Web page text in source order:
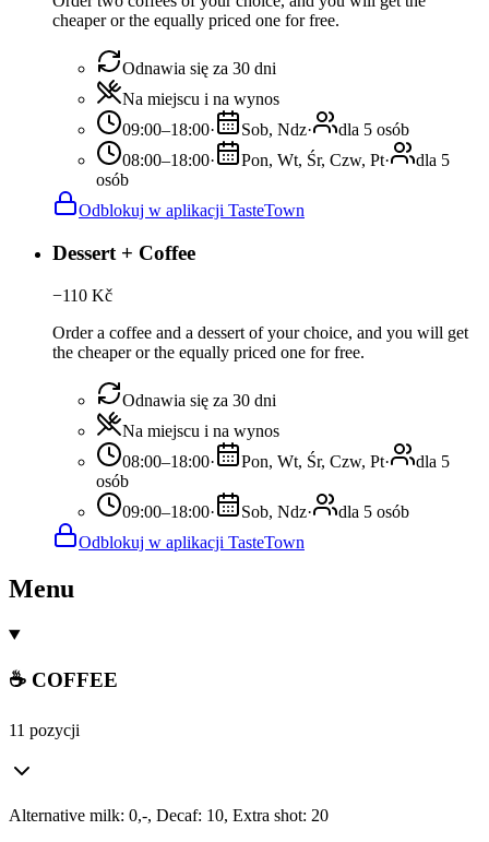
cheaper or the equally priced one for free.
Odnawia się za 30 dni
Na miejscu i na wynos
09:00–18:00· Sob, Ndz·
dla 5 osób
08:00–18:00· Pon, Wt, Śr, Czw, Pt·
dla 5
osób
Odblokuj w aplikacji TasteTown
Dessert + Coffee
−110 Kč
Order a coffee and a dessert of your choice, and you will get
the cheaper or the equally priced one for free.
Odnawia się za 30 dni
Na miejscu i na wynos
08:00–18:00· Pon, Wt, Śr, Czw, Pt·
dla 5
osób
09:00–18:00· Sob, Ndz·
dla 5 osób
Odblokuj w aplikacji TasteTown
Menu
☕ COFFEE
11 pozycji
Alternative milk: 0,-, Decaf: 10, Extra shot: 20